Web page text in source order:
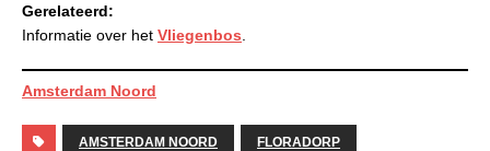
Gerelateerd:
Informatie over het Vliegenbos
Amsterdam Noord
AMSTERDAM NOORD FLORADORP